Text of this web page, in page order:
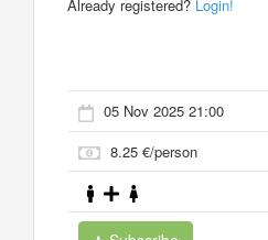
Already registered? Login!
05 Nov 2025 21:00
8.25 €/person